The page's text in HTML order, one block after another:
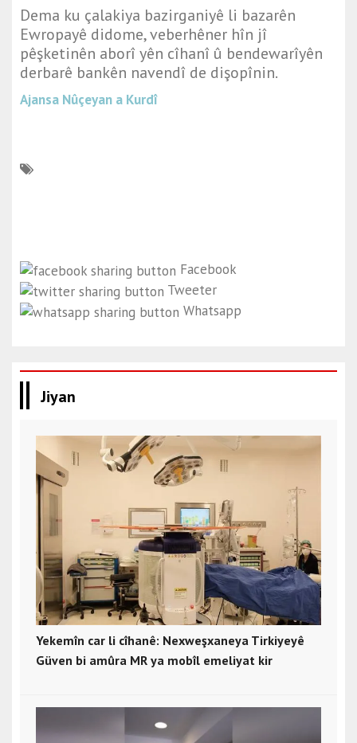
Dema ku çalakiya bazirganiyê li bazarên
Ewropayê didome, veberhêner hîn jî
pêşketinên aborî yên cîhanî û bendewarîyên
derbarê bankên navendî de dişopînin.
Ajansa Nûçeyan a Kurdî
Facebook
Tweeter
Whatsapp
Jiyan
Yekemîn car li cîhanê: Nexweşxaneya Tirkiyeyê
Güven bi amûra MR ya mobîl emeliyat kir